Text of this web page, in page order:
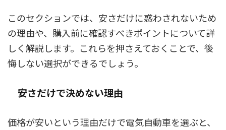
このセクションでは、安さだけに惑わされないため
の理由や、購入前に確認すべきポイントについて詳
しく解説します。これらを押さえておくことで、後
悔しない選択ができるでしょう。
安さだけで決めない理由
価格が安いという理由だけで電気自動車を選ぶと、